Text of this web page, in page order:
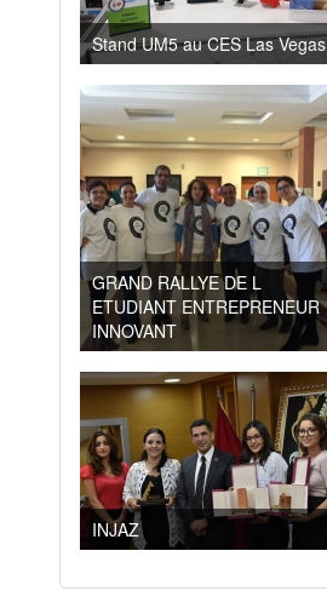
Stand UM5 au CES Las Vegas
GRAND RALLYE DE L
ETUDIANT ENTREPRENEUR
INNOVANT
INJAZ